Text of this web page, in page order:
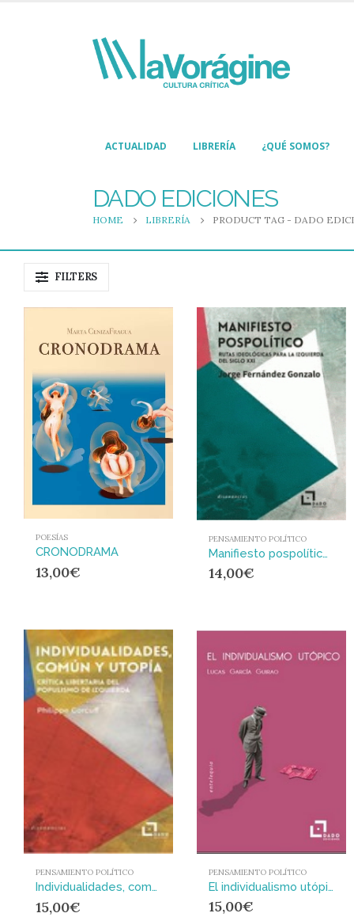
ACTUALIDAD LIBRERÍA ¿QUÉ SOMOS?
DADO EDICIONES
HOME LIBRERÍA PRODUCT TAG - DADO
FILTERS
POESÍAS
CRONODRAMA
13,00€
PENSAMIENTO POLÍTICO
Manifiesto pospolítico : Rutas ideológicas para la izquierda del siglo XXI
14,00€
PENSAMIENTO POLÍTICO
Individualidades, común y utopía : Crítica libertaria del populismo de izquierda
15,00€
PENSAMIENTO POLÍTICO
El individualismo utópico
15,00€